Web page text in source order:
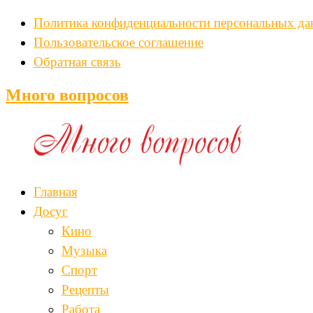
Политика конфиденциальности персональных
Пользовательское соглашение
Обратная связь
Много вопросов
Главная
Досуг
Кино
Музыка
Спорт
Рецепты
Работа